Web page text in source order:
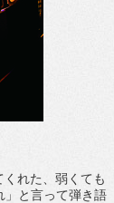
れた、弱くても
」と言って弾き語